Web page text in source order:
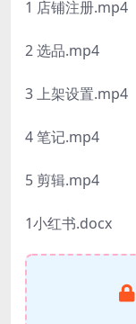
1 店铺注册.mp4
2 选品.mp4
3 上架设置.mp4
4 笔记.mp4
5 剪辑.mp4
1小红书.docx